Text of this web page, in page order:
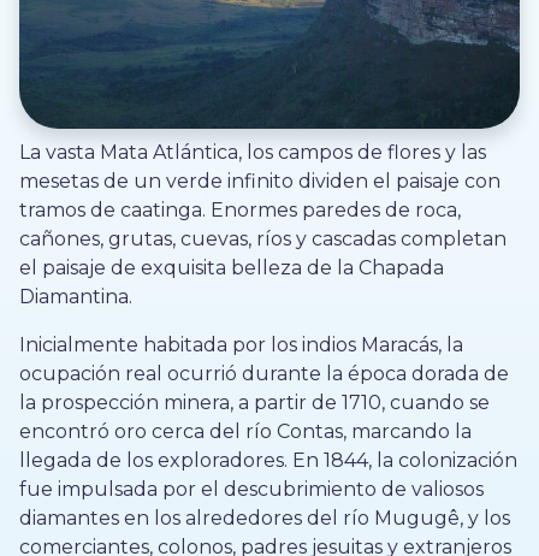
La vasta Mata Atlántica, los campos de flores y las
mesetas de un verde infinito dividen el paisaje con
tramos de caatinga. Enormes paredes de roca,
cañones, grutas, cuevas, ríos y cascadas completan
el paisaje de exquisita belleza de la Chapada
Diamantina.
Inicialmente habitada por los indios Maracás, la
ocupación real ocurrió durante la época dorada de
la prospección minera, a partir de 1710, cuando se
encontró oro cerca del río Contas, marcando la
llegada de los exploradores. En 1844, la colonización
fue impulsada por el descubrimiento de valiosos
diamantes en los alrededores del río Mugugê, y los
comerciantes, colonos, padres jesuitas y extranjeros